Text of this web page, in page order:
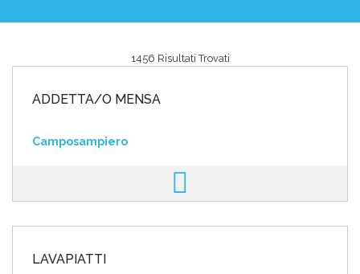
INVIA CV
1456 Risultati Trovati
ADDETTA/O MENSA
Camposampiero
LAVAPIATTI